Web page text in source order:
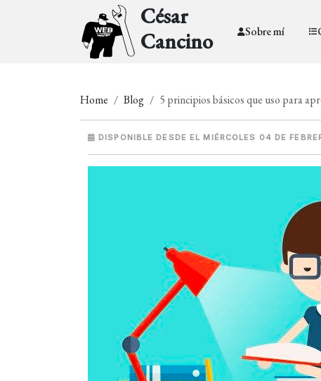
César
Cancino
Sobre mí
Home Blog 5 principios básicos que uso para
DISPONIBLE DESDE EL MIÉRCOLES 04 DE